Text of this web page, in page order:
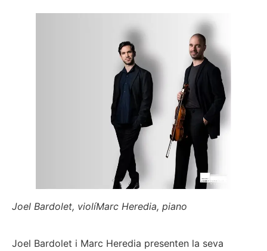
Joel Bardolet, violíMarc Heredia, piano
Joel Bardolet i Marc Heredia presenten la seva